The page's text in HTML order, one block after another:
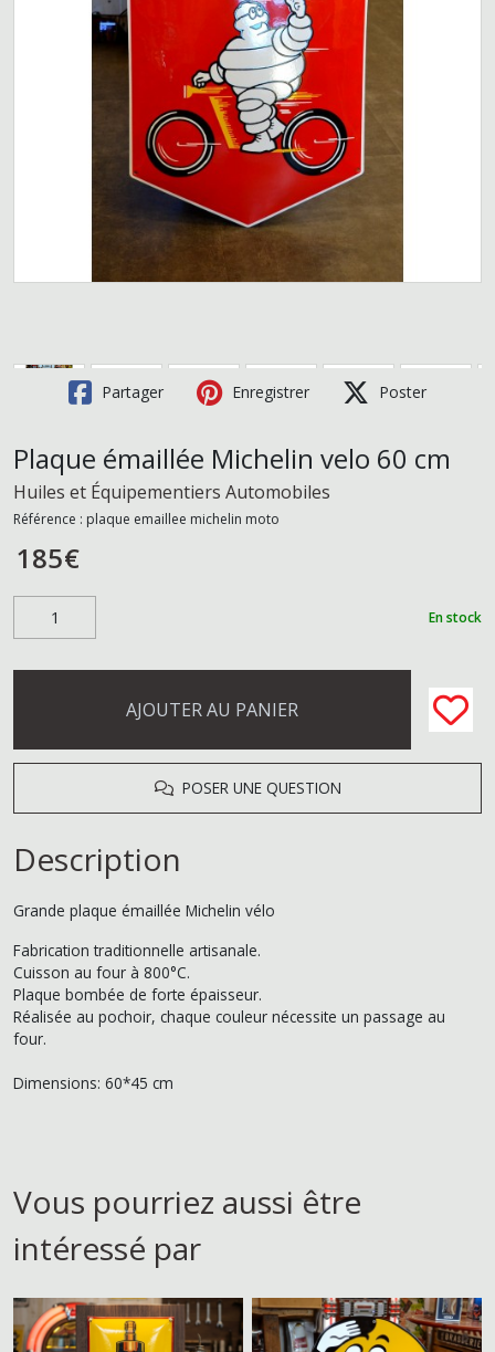
Partager Enregistrer Poster
Plaque émaillée Michelin velo 60 cm
Huiles et Équipementiers Automobiles
Référence : plaque emaillee michelin moto
185€
En stock
AJOUTER AU PANIER
POSER UNE QUESTION
Description
Grande plaque émaillée Michelin vélo
Fabrication traditionnelle artisanale.
Cuisson au four à 800°C.
Plaque bombée de forte épaisseur.
Réalisée au pochoir, chaque couleur nécessite un passage au
four.
Dimensions: 60*45 cm
Vous pourriez aussi être
intéressé par